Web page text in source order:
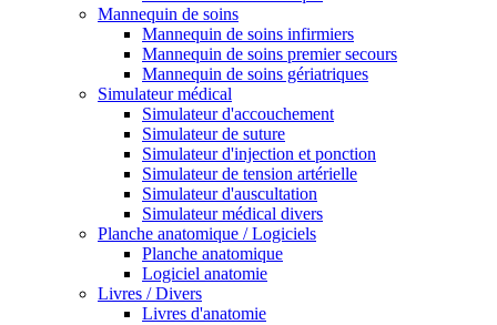
Mannequin de soins
Mannequin de soins infirmiers
Mannequin de soins premier secours
Mannequin de soins gériatriques
Simulateur médical
Simulateur d'accouchement
Simulateur de suture
Simulateur d'injection et ponction
Simulateur de tension artérielle
Simulateur d'auscultation
Simulateur médical divers
Planche anatomique / Logiciels
Planche anatomique
Logiciel anatomie
Livres / Divers
Livres d'anatomie